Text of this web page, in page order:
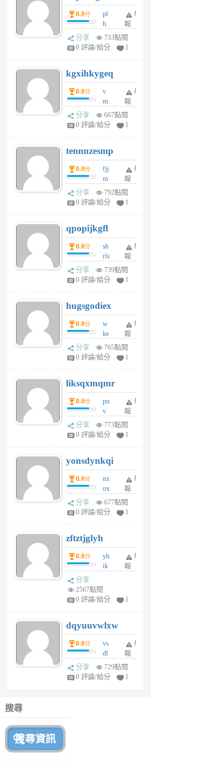
月
前
月
前
0.0分
pl
h
wi
w
6
個
月
前
舉
報
分享
733點閱
0 評論/給分
1
kgxihkygeq
0.0分
v
m
sg
sr
6
個
月
前
舉
報
分享
667點閱
0 評論/給分
1
tennnzesmp
0.0分
fjj
m
w
rs
6
個
月
前
舉
報
分享
792點閱
0 評論/給分
1
qpopijkgfl
0.0分
sh
rls
k
m
6
個
月
前
舉
報
分享
739點閱
0 評論/給分
1
hugsgodiex
0.0分
w
ke
rv
pj
6
個
月
前
舉
報
分享
765點閱
0 評論/給分
1
liksqxmqmr
0.0分
pn
v
wt
sv
6
個
月
前
舉
報
分享
773點閱
0 評論/給分
1
yonsdynkqi
0.0分
nx
ox
rh
pe
月
前
舉
報
分享
677點閱
0 評論/給分
1
zftztjglyh
0.0分
yh
ik
tu
6
個
月
前
舉
報
分享
2567點閱
0 評論/給分
1
dqyuuvwlxw
0.0分
vs
dl
sq
fy
舉
報
分享
729點閱
0 評論/給分
1
搜尋